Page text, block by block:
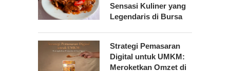
Sensasi Kuliner yang
Legendaris di Bursa
Strategi Pemasaran
Digital untuk UMKM:
Meroketkan Omzet di